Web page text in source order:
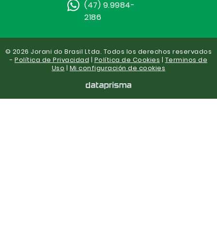
(47) 9.9984-
2186
© 2026 Jorani do Brasil Ltda. Todos los derechos reservados
- Política de Privacidad | Política de Cookies | Terminos de
Uso | Mi configuración de cookies